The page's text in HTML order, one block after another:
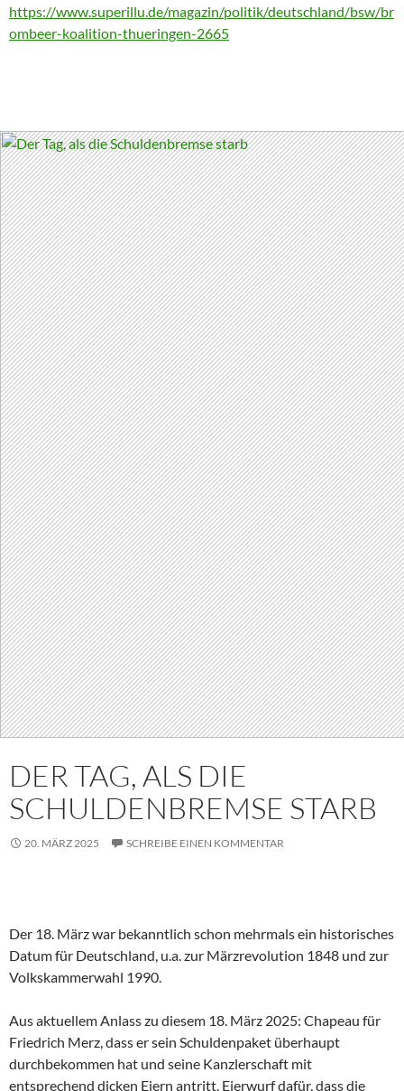
https://www.superillu.de/magazin/politik/deutschland/bsw/br
ombeer-koalition-thueringen-2665
DER TAG, ALS DIE
SCHULDENBREMSE STARB
20. MÄRZ 2025 SCHREIBE EINEN KOMMENTAR
Der 18. März war bekanntlich schon mehrmals ein historisches
Datum für Deutschland, u.a. zur Märzrevolution 1848 und zur
Volkskammerwahl 1990.
Aus aktuellem Anlass zu diesem 18. März 2025: Chapeau für
Friedrich Merz, dass er sein Schuldenpaket überhaupt
durchbekommen hat und seine Kanzlerschaft mit
entsprechend dicken Eiern antritt. Eierwurf dafür, dass die